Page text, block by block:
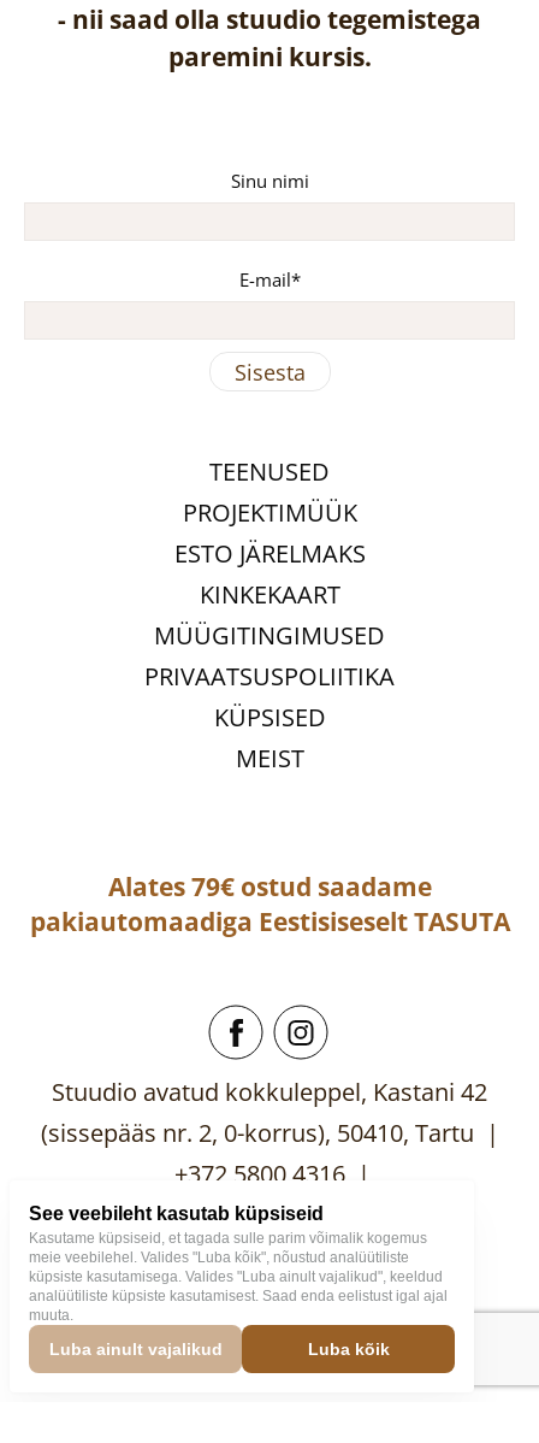
- nii saad olla stuudio tegemistega
paremini kursis.
Sinu nimi
E-mail
TEENUSED
PROJEKTIMÜÜK
ESTO JÄRELMAKS
KINKEKAART
MÜÜGITINGIMUSED
PRIVAATSUSPOLIITIKA
KÜPSISED
MEIST
Alates 79€ ostud saadame
pakiautomaadiga EestisiseseltTASUTA
Stuudio avatud kokkuleppel, Kastani 42
(sissepääs nr. 2, 0-korrus), 50410, Tartu |
+372 5800 4316 |
mooblistuudio@gmail.com
VäikeMööblistuudio2026
See veebileht kasutab küpsiseid
Kasutame küpsiseid, et tagada sulle parim võimalik kogemus
meie veebilehel. Valides "Luba kõik", nõustud analüütiliste
küpsiste kasutamisega. Valides "Luba ainult vajalikud", keeldud
analüütiliste küpsiste kasutamisest. Saad enda eelistust igal ajal
muuta.
Luba ainult vajalikud Luba kõik